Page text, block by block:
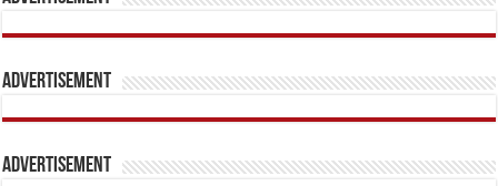
Advertisement
Advertisement